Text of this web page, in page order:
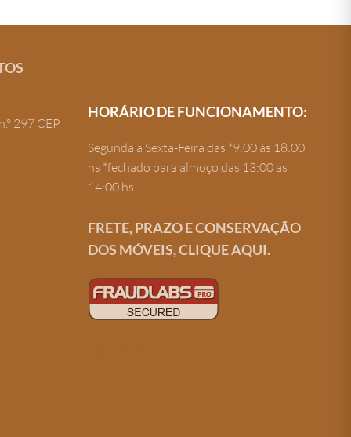
297 CEP
HORÁRIO DE FUNCIONAMENTO:
Segunda a Sexta-Feira das *9:00 às 18:00
hs *fechado para almoço das 13:00 as
14:00 hs
FRETE, PRAZO E CONSERVAÇÃO
DOS MÓVEIS, CLIQUE AQUI.